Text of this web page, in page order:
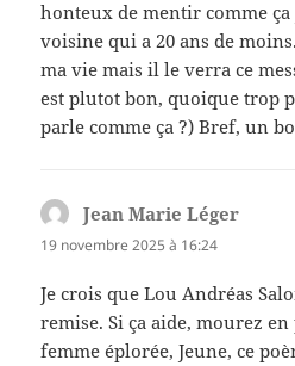
honteux de mentir comme ça
voisine qui a 20 ans de
ma vie mais il le verra ce
est plutot bon, quoique trop
parle comme ça ?) Bref, un
Jean Marie Léger
19 novembre 2025 à 16:24
Je crois que Lou Andréas
remise. Si ça aide, mourez
femme éplorée, Jeune, ce